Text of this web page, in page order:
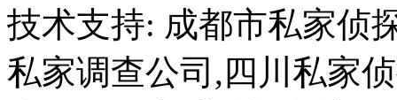
技术支持: 成都市私家侦
私家调查公司,四川私家